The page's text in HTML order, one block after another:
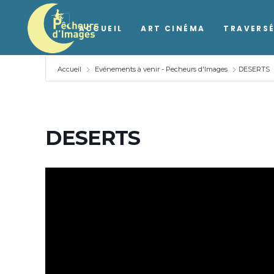
ACCUEIL ART CINÉMA
Accueil Evénements à venir - Pecheurs d'Images DESERTS
DESERTS